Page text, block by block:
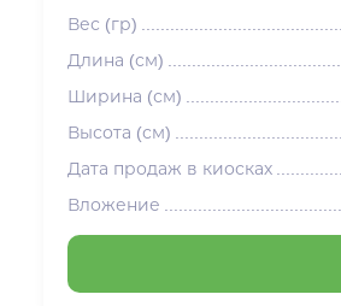
Вес (гр)
Длина (см)
Ширина (см)
Высота (см)
Дата продаж в киосках
Вложение